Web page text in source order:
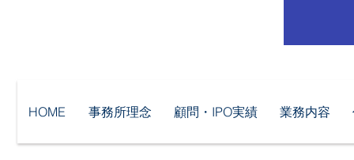
HOME 事務所理念 顧問・IPO実績 業務内容